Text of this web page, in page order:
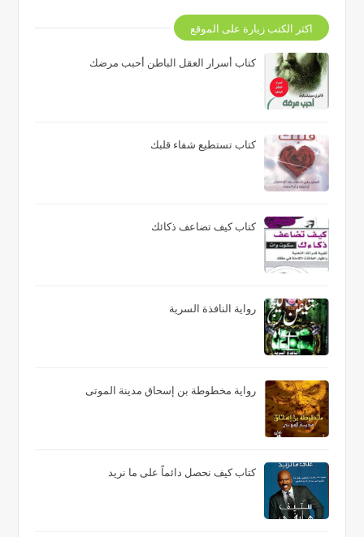
اكثر الكتب زيارة على الموقع
كتاب أسرار العقل الباطن أحبب مرضك
كتاب تستطيع شفاء قلبك
كتاب كيف تضاعف ذكائك
رواية النافذة السرية
رواية مخطوطة بن إسحاق مدينة الموتى
كتاب كيف نحصل دائماً على ما نريد